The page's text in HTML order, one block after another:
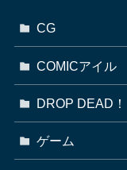
索
CG
COMICアイル
DROP DEAD！
ゲーム